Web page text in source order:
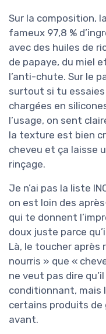
Sur la composition,
fameux 97,8 %
avec des huiles de
de papaye, du miel
l’anti-chute. Sur le
surtout si tu
chargées en
l’usage, on sent
la texture est bien
cheveu et ça laisse
rinçage.
Je n’ai pas la liste
on est loin des
qui te donnent
doux juste parce
Là, le toucher après
nourris » que «
ne veut pas dire
conditionnant, mais
certains produits de
avant.